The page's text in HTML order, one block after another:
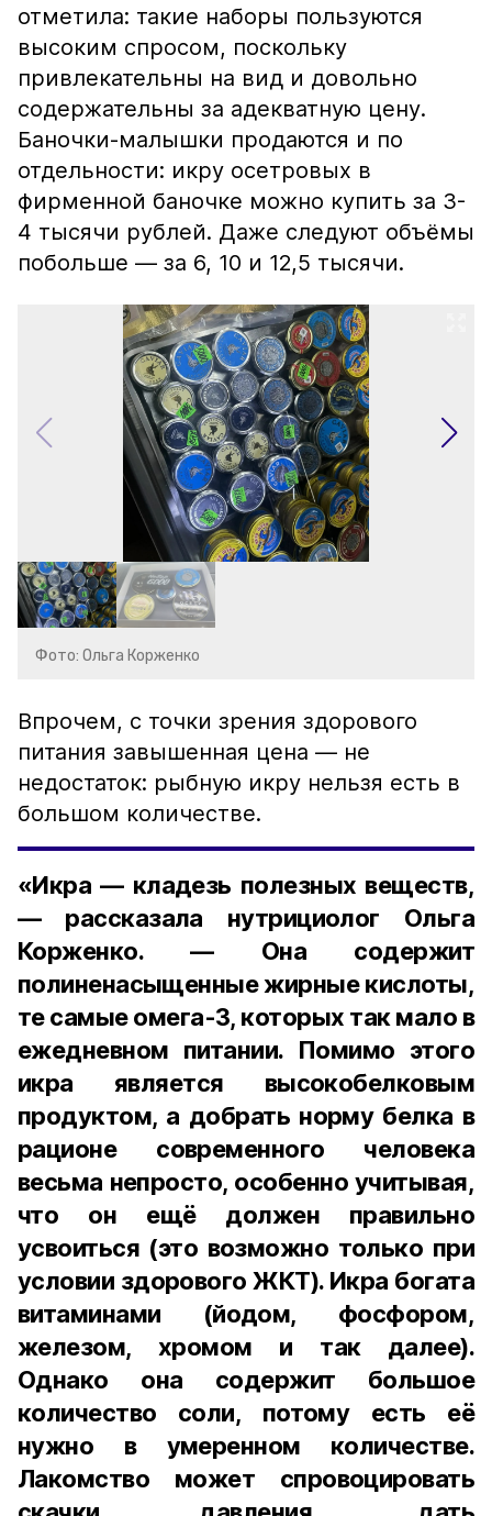
отметила: такие наборы пользуются
высоким спросом, поскольку
привлекательны на вид и довольно
содержательны за адекватную цену.
Баночки-малышки продаются и по
отдельности: икру осетровых в
фирменной баночке можно купить за 3-
4 тысячи рублей. Даже следуют объёмы
побольше — за 6, 10 и 12,5 тысячи.
Фото: Ольга Корженко
Впрочем, с точки зрения здорового
питания завышенная цена — не
недостаток: рыбную икру нельзя есть в
большом количестве.
«Икра — кладезь полезных веществ,
— рассказала нутрициолог Ольга
Корженко. — Она содержит
полиненасыщенные жирные кислоты,
те самые омега-3, которых так мало в
ежедневном питании. Помимо этого
икра является высокобелковым
продуктом, а добрать норму белка в
рационе современного человека
весьма непросто, особенно учитывая,
что он ещё должен правильно
усвоиться (это возможно только при
условии здорового ЖКТ). Икра богата
витаминами (йодом, фосфором,
железом, хромом и так далее).
Однако она содержит большое
количество соли, потому есть её
нужно в умеренном количестве.
Лакомство может спровоцировать